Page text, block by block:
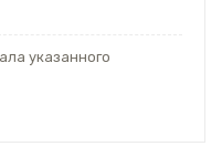
указанного